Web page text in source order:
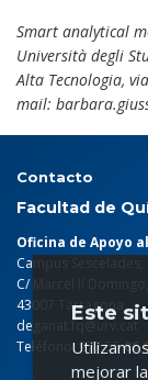
Smart analytical
Università degli
Alta Tecnologia,
mail:
Contacto
Facultad de
Oficina de Apoyo
Campus
C/ Marcel·lí
43007 Tarragona
deganat.fq@urv.cat
Teléfono: 977 5586
Este
mejorar